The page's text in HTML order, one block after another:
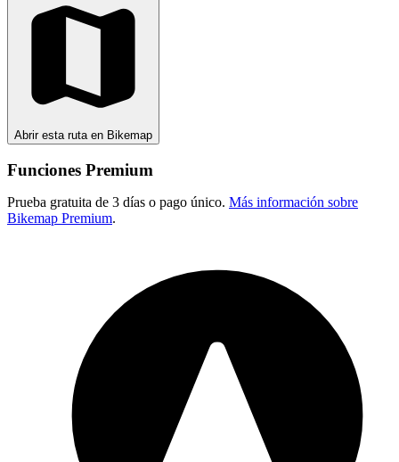
Abrir esta ruta en Bikemap
Funciones Premium
Prueba gratuita de 3 días o pago único. Más información sobre
Bikemap Premium.